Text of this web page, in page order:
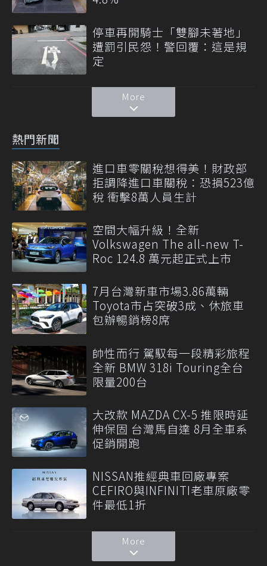
停車再開騎士「雙腳未著地」
遭罰引民怨！警回覆：這是規
定
More
熱門新聞
進口車零關稅想得美！財政部
拒調降進口車關稅：恐損523億
稅 衝擊8萬人員生計
空間大幅升級！全新
Volkswagen The all-new T-
Roc 124.8 萬元起正式上市
7月台灣新車市場3.86萬輛
Toyota市占突破3成、休旅車
包辦暢銷榜8席
帥性而行 駕馭每一段精彩旅程
全新 BMW 318i Touring全台
限量200台
大改款 MAZDA CX-5 推限時延
伸保固 台灣馬自達 8月全車系
促銷開跑
NISSAN推經典車回廠專案
CEFIRO與INFINITI老車原廠零
件最低1折
More